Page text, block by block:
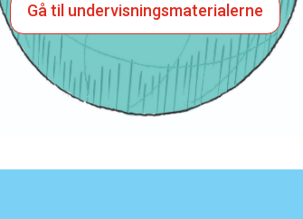
Gå til undervisningsmaterialerne